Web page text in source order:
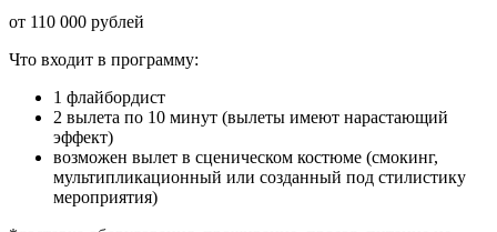
от 110 000 рублей
Что входит в программу:
1 флайбордист
2 вылета по 10 минут (вылеты имеют нарастающий
эффект)
возможен вылет в сценическом костюме (смокинг,
мультипликационный или созданный под стилистику
мероприятия)